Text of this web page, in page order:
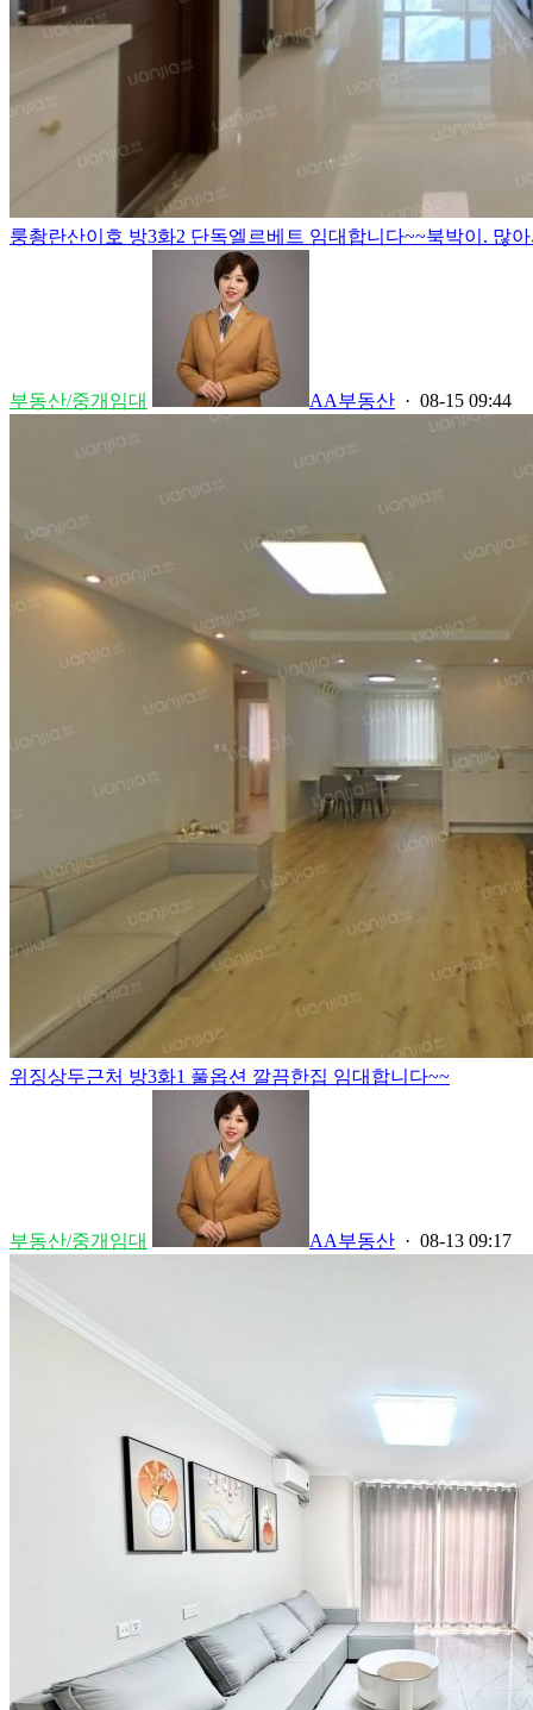
룽촹란산이호 방3화2 단독엘르베트 임대합니다~~북박이. 많
부동산/중개임대 AA부동산 · 08-15 09:44
위징상두근처 방3화1 풀옵션 깔끔한집 임대합니다~~
부동산/중개임대 AA부동산 · 08-13 09:17